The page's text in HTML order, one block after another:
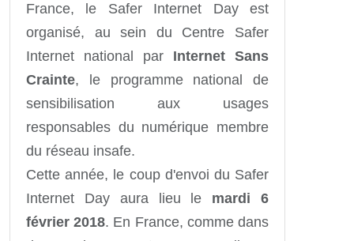
France, le Safer Internet Day est
organisé, au sein du Centre Safer
Internet national par Internet Sans
Crainte, le programme national de
sensibilisation aux usages
responsables du numérique membre
du réseau insafe.
Cette année, le coup d'envoi du Safer
Internet Day aura lieu le mardi 6
février 2018. En France, comme dans